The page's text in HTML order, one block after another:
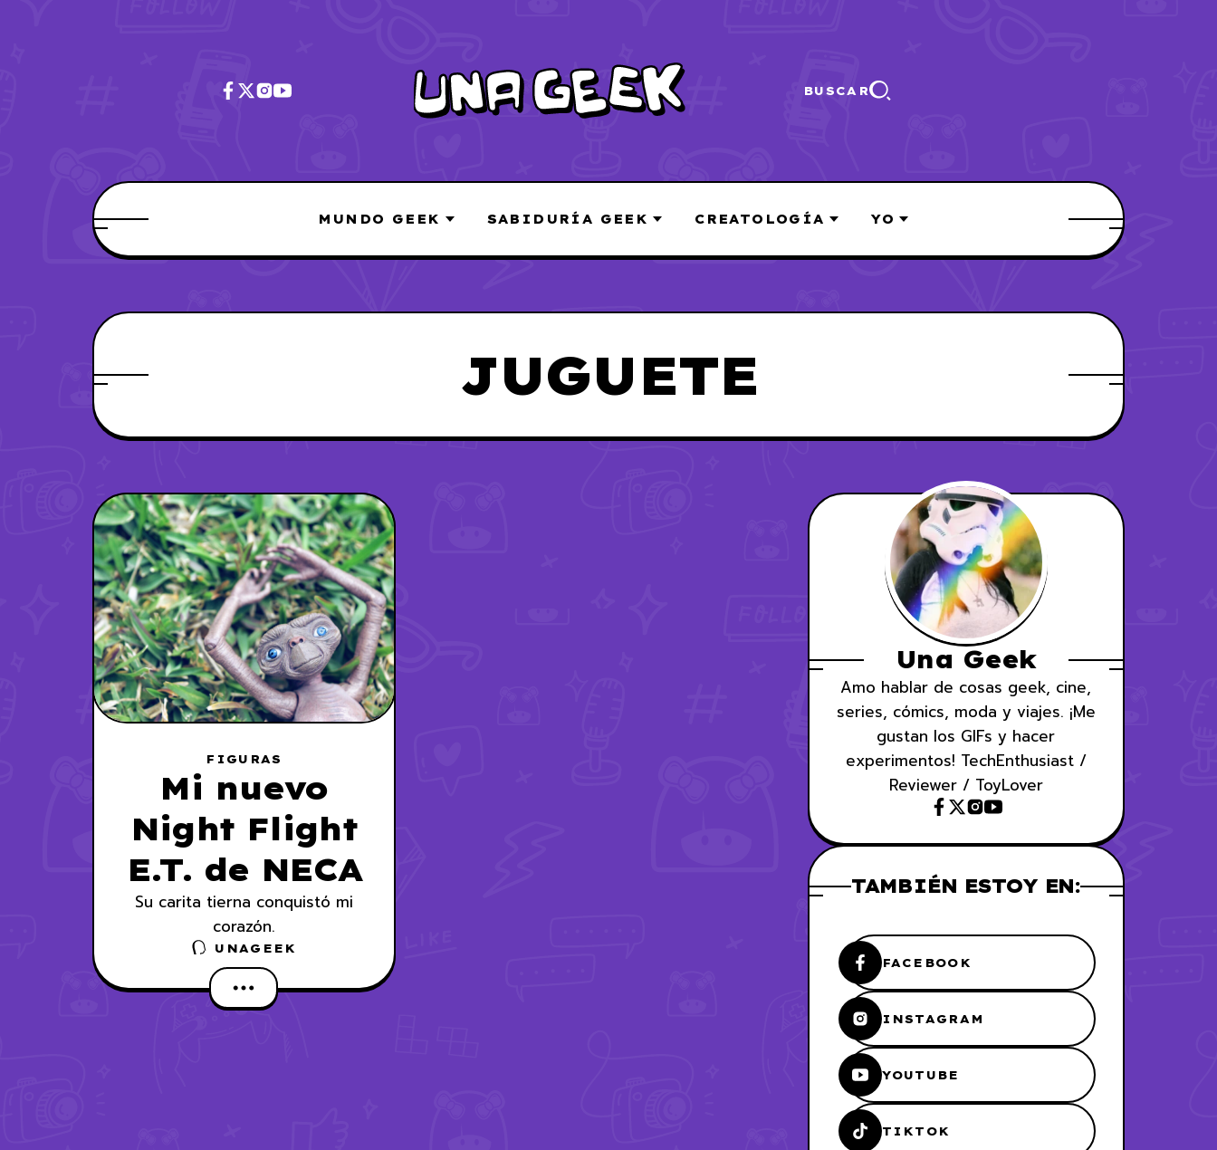
BUSCAR
MUNDO GEEK SABIDURÍA GEEK CREATOLOGÍA YO
JUGUETE
FIGURAS
Mi nuevo
Night Flight
E.T. de NECA
Su carita tierna conquistó mi
corazón.
UNAGEEK
Una Geek
Amo hablar de cosas geek, cine,
series, cómics, moda y viajes. ¡Me
gustan los GIFs y hacer
experimentos! TechEnthusiast /
Reviewer / ToyLover
TAMBIÉN ESTOY EN:
FACEBOOK
INSTAGRAM
YOUTUBE
TIKTOK